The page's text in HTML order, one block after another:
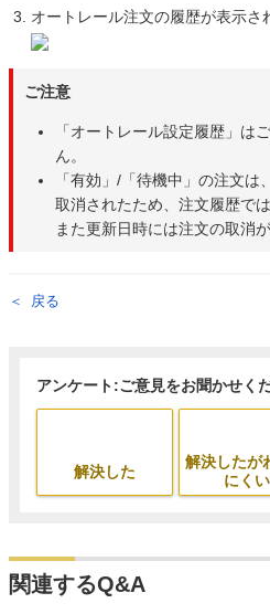
オートレール注文の履歴が表示さ
ご注意
「オートレール設定履歴」は
ん。
「有効」/「待機中」の注文
取消されたため、注文履歴で
また更新日時には注文の取消
戻る
アンケート:ご意見をお聞かせく
解決した
解決したが
にくい
関連するQ&A